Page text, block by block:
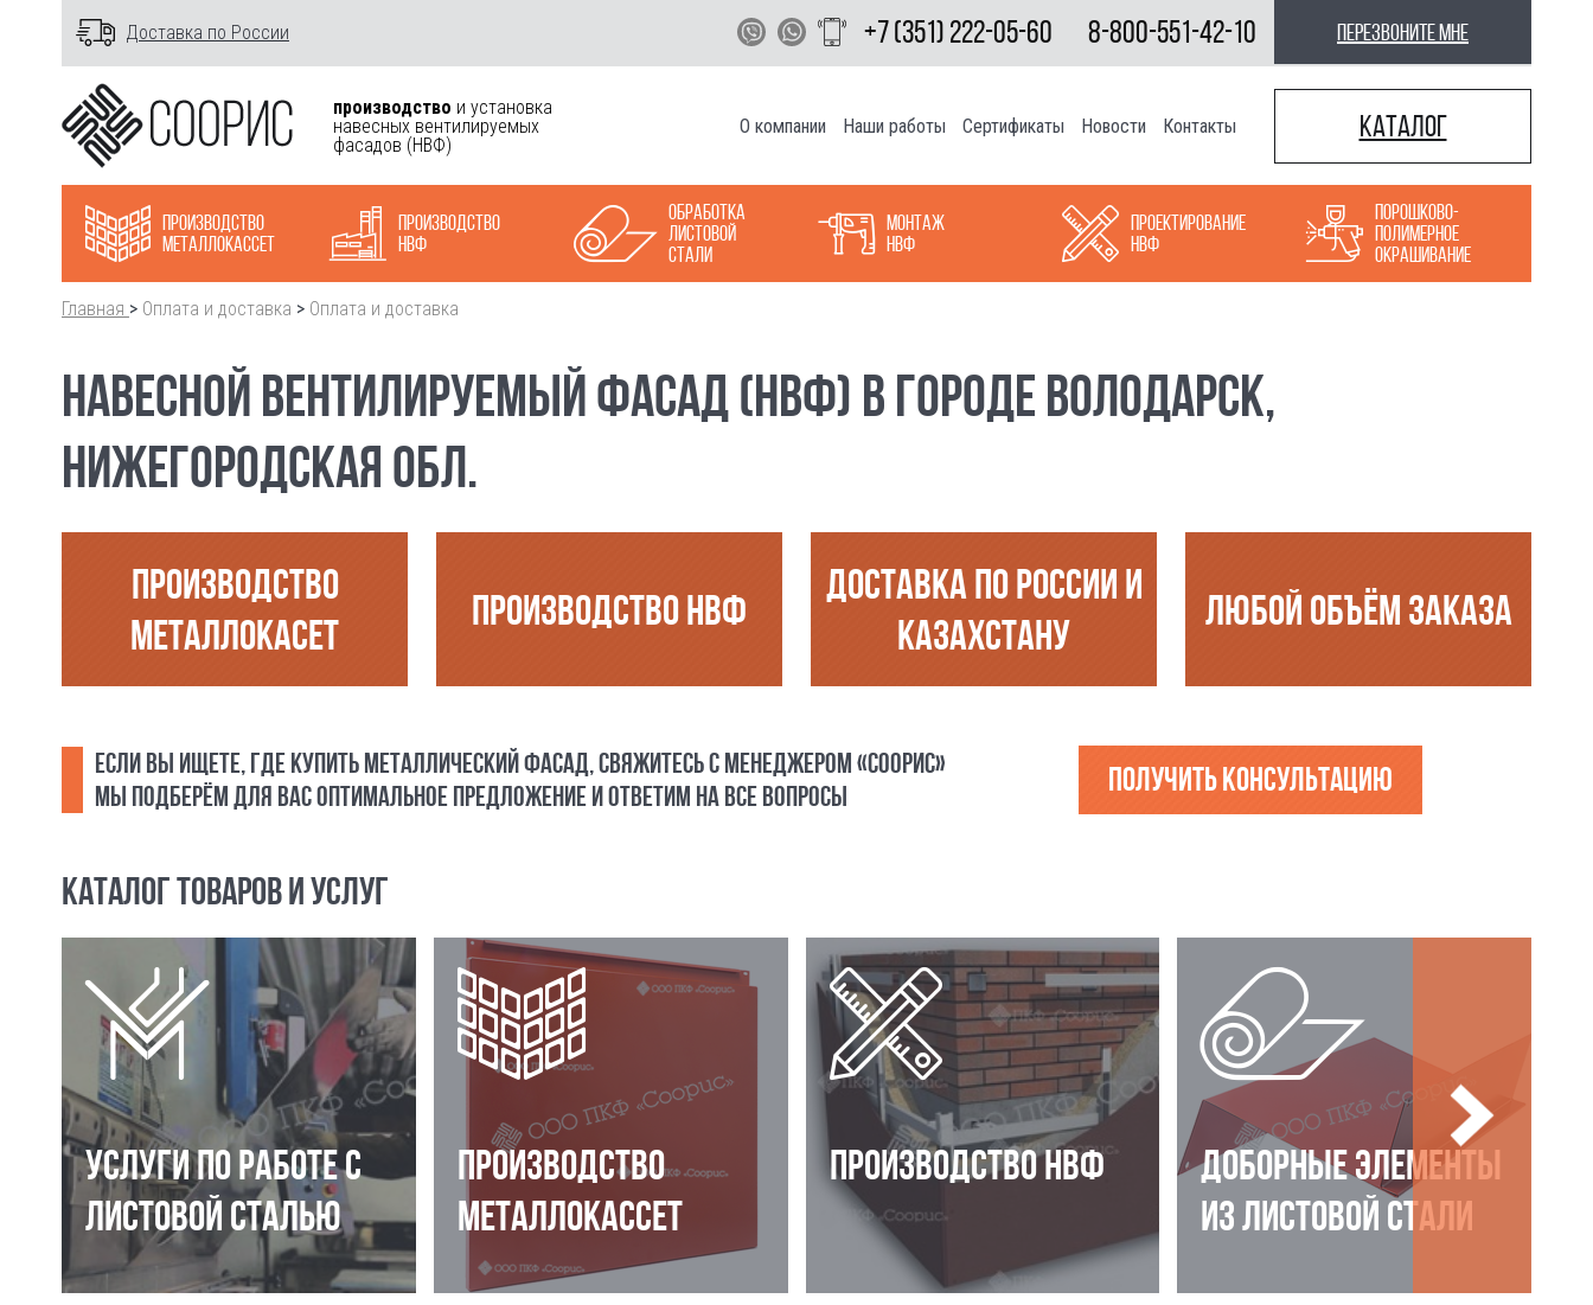
Доставка по России +7 (351) 222-05-60 8-800-551-42-10 перезвоните мне
производство и установка
навесных вентилируемых
фасадов (НВФ)
О компании Наши работы Сертификаты Новости Контакты Каталог
Производство
металлокасcет
Производство
НВФ
Обработка
листовой
стали
Монтаж
НВФ
Проектирование
НВФ
Порошково-
полимерное
окрашивание
Главная > Оплата и доставка > Оплата и доставка
НАВЕСНОЙ ВЕНТИЛИРУЕМЫЙ ФАСАД (НВФ) В ГОРОДЕ ВОЛОДАРСК,
НИЖЕГОРОДСКАЯ ОБЛ.
ПРОИЗВОДСТВО
МЕТАЛЛОКАСЕТ
ПРОИЗВОДСТВО НВФ
ДОСТАВКА ПО РОССИИ И
КАЗАХСТАНУ
ЛЮБОЙ ОБЪЁМ ЗАКАЗА
ЕСЛИ ВЫ ИЩЕТЕ, ГДЕ КУПИТЬ МЕТАЛЛИЧЕСКИЙ ФАСАД, СВЯЖИТЕСЬ С МЕНЕДЖЕРОМ «СООРИС»
МЫ ПОДБЕРЁМ ДЛЯ ВАС ОПТИМАЛЬНОЕ ПРЕДЛОЖЕНИЕ И ОТВЕТИМ НА ВСЕ ВОПРОСЫ
Получить консультацию
КАТАЛОГ ТОВАРОВ И УСЛУГ
УСЛУГИ ПО РАБОТЕ С
ЛИСТОВОЙ СТАЛЬЮ
ПРОИЗВОДСТВО
МЕТАЛЛОКАССЕТ
ПРОИЗВОДСТВО НВФ
ДОБОРНЫЕ ЭЛЕМЕНТЫ
ИЗ ЛИСТОВОЙ СТАЛИ